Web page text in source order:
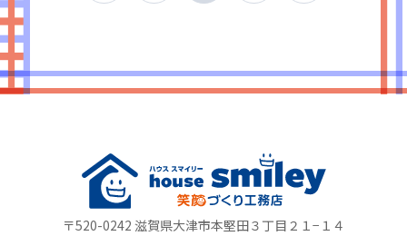
〒520-0242 滋賀県大津市本堅田３丁目２１−１４